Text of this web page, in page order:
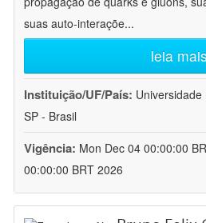
suas auto-interaçõe...
leia mais
Instituição/UF/País:
SP - Brasil
Vigência: Mon Dec 04 00:00:00
00:00:00 BRT 2026